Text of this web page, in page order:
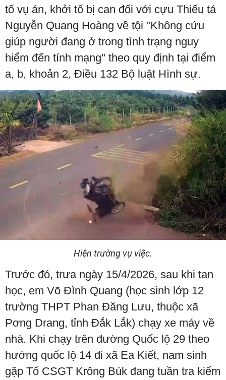
tố vụ án, khởi tố bị can đối với cựu Thiếu tá
Nguyễn Quang Hoàng về tội "Không cứu
giúp người đang ở trong tình trạng nguy
hiểm đến tính mạng" theo quy định tại điểm
a, b, khoản 2, Điều 132 Bộ luật Hình sự.
Hiện trường vụ việc.
Trước đó, trưa ngày 15/4/2026, sau khi tan
học, em Võ Đình Quang (học sinh lớp 12
trường THPT Phan Đăng Lưu, thuộc xã
Pơng Drang, tỉnh Đắk Lắk) chạy xe máy về
nhà. Khi chạy trên đường Quốc lộ 29 theo
hướng quốc lộ 14 đi xã Ea Kiết, nam sinh
gặp Tổ CSGT Krông Búk đang tuần tra kiểm